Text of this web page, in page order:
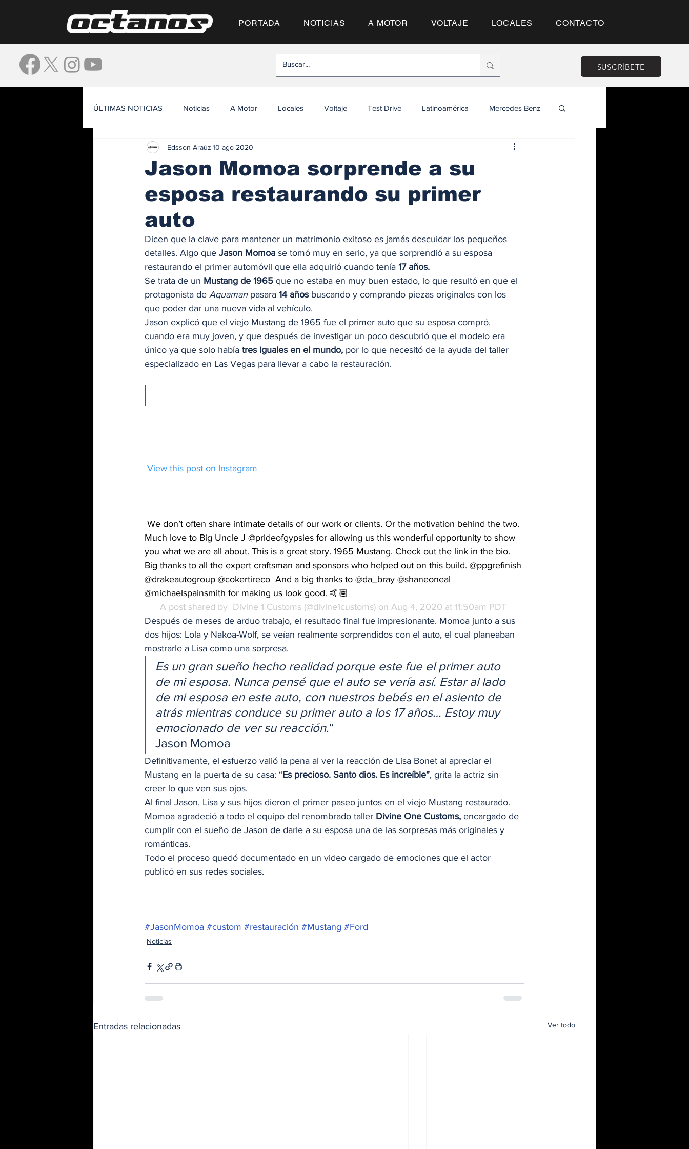
PORTADA NOTICIAS A MOTOR VOLTAJE LOCALES CONTACTO
SUSCRÍBETE
ÚLTIMAS NOTICIAS Noticias A Motor Locales Voltaje Test Drive Latinoamérica Mercedes Benz
Jason Momoa sorprende a su
esposa restaurando su primer
auto
Edsson Araúz 10 ago 2020
Dicen que la clave para mantener un matrimonio exitoso es jamás descuidar los pequeños
detalles. Algo que Jason Momoa se tomó muy en serio, ya que sorprendió a su esposa
restaurando el primer automóvil que ella adquirió cuando tenía 17 años.
Se trata de un Mustang de 1965 que no estaba en muy buen estado, lo que resultó en que el
protagonista de Aquaman pasara 14 años buscando y comprando piezas originales con los
que poder dar una nueva vida al vehículo.
Jason explicó que el viejo Mustang de 1965 fue el primer auto que su esposa compró,
cuando era muy joven, y que después de investigar un poco descubrió que el modelo era
único ya que solo había tres iguales en el mundo, por lo que necesitó de la ayuda del taller
especializado en Las Vegas para llevar a cabo la restauración.
View this post on Instagram
We don’t often share intimate details of our work or clients. Or the motivation behind the two.
Much love to Big Uncle J @prideofgypsies for allowing us this wonderful opportunity to show
you what we are all about. This is a great story. 1965 Mustang. Check out the link in the bio.
Big thanks to all the expert craftsman and sponsors who helped out on this build. @ppgrefinish
@drakeautogroup @cokertireco  And a big thanks to @da_bray @shaneoneal
@michaelspainsmith for making us look good. 🤙🏽
A post shared by Divine 1 Customs (@divine1customs) on Aug 4, 2020 at 11:50am PDT
Después de meses de arduo trabajo, el resultado final fue impresionante. Momoa junto a sus
dos hijos: Lola y Nakoa-Wolf, se veían realmente sorprendidos con el auto, el cual planeaban
mostrarle a Lisa como una sorpresa.
Es un gran sueño hecho realidad porque este fue el primer auto
de mi esposa. Nunca pensé que el auto se vería así. Estar al lado
de mi esposa en este auto, con nuestros bebés en el asiento de
atrás mientras conduce su primer auto a los 17 años… Estoy muy
emocionado de ver su reacción.“
Jason Momoa
Definitivamente, el esfuerzo valió la pena al ver la reacción de Lisa Bonet al apreciar el
Mustang en la puerta de su casa: “Es precioso. Santo dios. Es increíble”, grita la actriz sin
creer lo que ven sus ojos.
Al final Jason, Lisa y sus hijos dieron el primer paseo juntos en el viejo Mustang restaurado.
Momoa agradeció a todo el equipo del renombrado taller Divine One Customs, encargado de
cumplir con el sueño de Jason de darle a su esposa una de las sorpresas más originales y
románticas.
Todo el proceso quedó documentado en un video cargado de emociones que el actor
publicó en sus redes sociales.
#JasonMomoa #custom #restauración #Mustang #Ford
Noticias
Entradas relacionadas Ver todo